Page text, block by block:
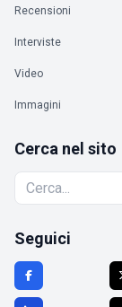
Recensioni
Interviste
Video
Immagini
Cerca nel sito
Seguici